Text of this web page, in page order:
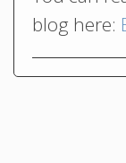
blog here: